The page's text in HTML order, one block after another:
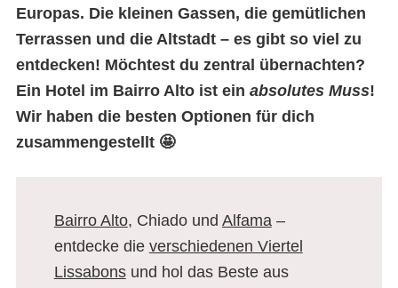
Europas. Die kleinen Gassen, die gemütlichen
Terrassen und die Altstadt – es gibt so viel zu
entdecken! Möchtest du zentral übernachten?
Ein Hotel im Bairro Alto ist ein absolutes Muss!
Wir haben die besten Optionen für dich
zusammengestellt 🤩
Bairro Alto, Chiado und Alfama–
entdecke die verschiedenen Viertel
Lissabonsund hol das Beste aus